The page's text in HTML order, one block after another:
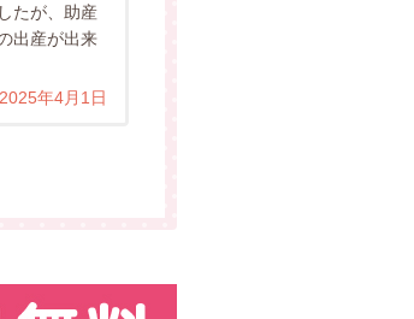
たが、助産
出産が出来
2025年4月1日